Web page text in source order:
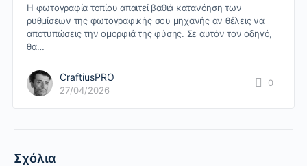
Η φωτογραφία τοπίου απαιτεί βαθιά κατανόηση των
ρυθμίσεων της φωτογραφικής σου μηχανής αν θέλεις να
αποτυπώσεις την ομορφιά της φύσης. Σε αυτόν τον οδηγό,
θα…
CraftiusPRO
27/04/2026
0
Σχόλια